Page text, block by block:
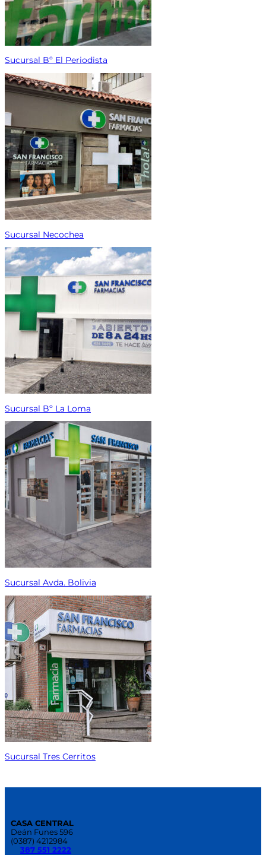
Sucursal Bº El Periodista
Sucursal Necochea
Sucursal Bº La Loma
Sucursal Avda. Bolivia
Sucursal Tres Cerritos
CASA CENTRAL
Deán Funes 596
(0387) 4212984
387 551 2222